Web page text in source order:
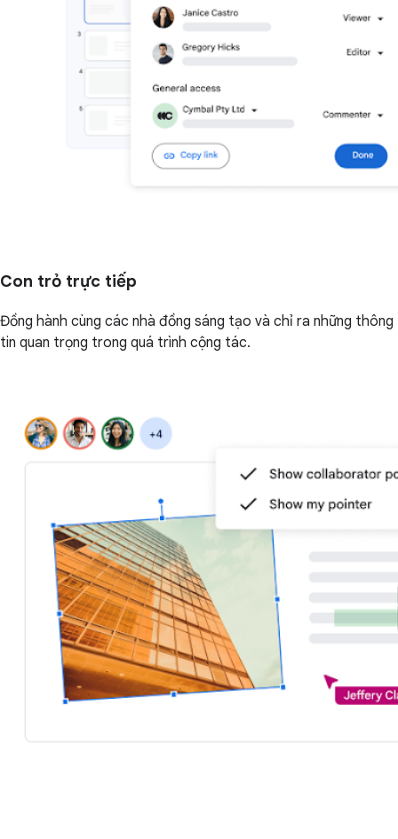
Con trỏ trực tiếp
Đồng hành cùng các nhà đồng sáng tạo và chỉ ra những thông
tin quan trọng trong quá trình cộng tác.